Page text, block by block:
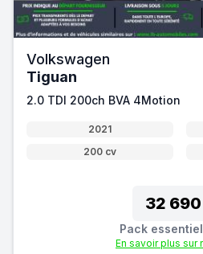
Volkswagen
Tiguan
2.0 TDI 200ch BVA 4Motion
2021
200 cv
32
Pack
En savoir plus sur